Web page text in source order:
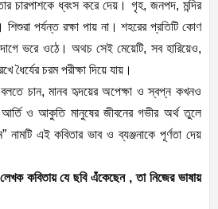
চারপাশকে ধ্বংস করে দেয়। গৃহ, জনপদ, মন্দির
পর্যন্ত রক্ষা পায় না। শহরের প্রতিটি কোণ
ভরে ওঠে। অথচ সেই মেয়েটি, সব হারিয়েও,
ধৈর্যের চরম পরীক্ষা দিয়ে যায়।
চান, মানব হৃদয়ের অপেক্ষা ও স্বপ্ন কখনও
ও আকুতি মানুষের জীবনের গভীর অর্থ তুলে
এই কবিতার ভাব ও ব্যঞ্জনাকে পূর্ণতা দেয়
কবিতায় যে ছবি এঁকেছেন , তা নিজের ভাষায়